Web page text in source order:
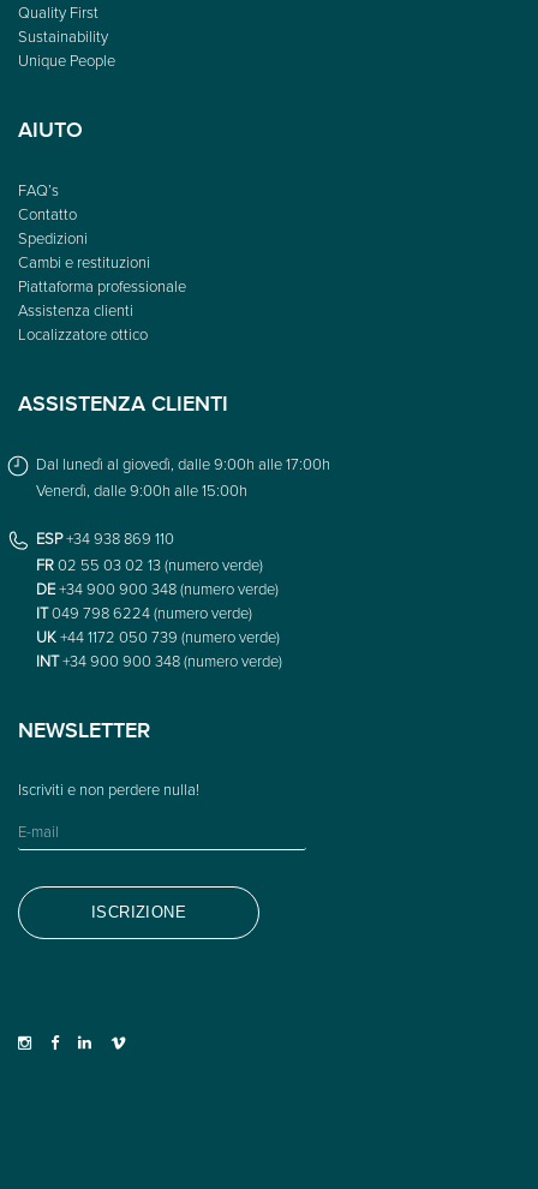
Quality First
Sustainability
Unique People
AIUTO
FAQ’s
Contatto
Spedizioni
Cambi e restituzioni
Piattaforma professionale
Assistenza clienti
Localizzatore ottico
ASSISTENZA CLIENTI
Dal lunedì al giovedì, dalle 9:00h alle 17:00h
Venerdì, dalle 9:00h alle 15:00h
ESP+34 938 869 110
FR02 55 03 02 13 (numero verde)
DE+34 900 900 348 (numero verde)
IT049 798 6224 (numero verde)
UK+44 1172 050 739 (numero verde)
INT+34 900 900 348 (numero verde)
NEWSLETTER